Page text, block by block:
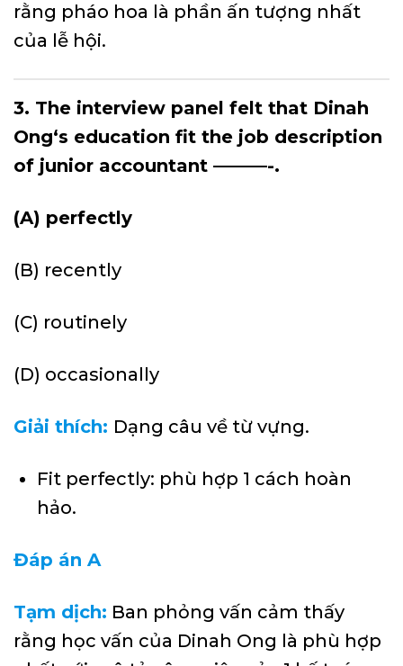
rằng pháo hoa là phần ấn tượng nhất
của lễ hội.
3. The interview panel felt that Dinah
Ong‘s education fit the job description
of junior accountant ———-.
(A) perfectly
(B) recently
(C) routinely
(D) occasionally
Giải thích: Dạng câu về từ vựng.
Fit perfectly: phù hợp 1 cách hoàn
hảo.
Đáp án A
Tạm dịch: Ban phỏng vấn cảm thấy
rằng học vấn của Dinah Ong là phù hợp